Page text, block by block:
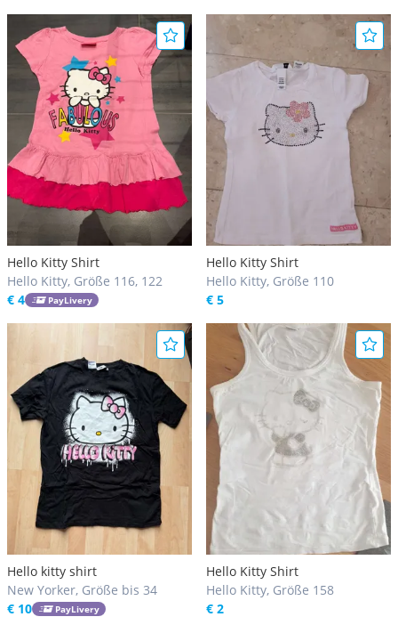
Hello Kitty Shirt
Hello Kitty, Größe 116, 122
€ 4
PayLivery
Hello Kitty Shirt
Hello Kitty, Größe 110
€ 5
Hello kitty shirt
New Yorker, Größe bis 34
€ 10
PayLivery
Hello Kitty Shirt
Hello Kitty, Größe 158
€ 2